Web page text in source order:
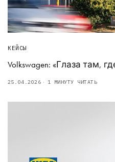
КЕЙСЫ
Volkswagen: «Глаза там,
25.04.2026 1 МИНУТУ ЧИТАТЬ